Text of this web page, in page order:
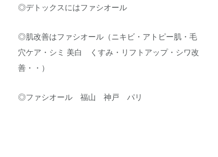
◎デトックスにはファシオール
◎肌改善はファシオール（ニキビ・アトピー肌・毛
穴ケア・シミ 美白 くすみ・リフトアップ・シワ改
善・・）
◎ファシオール 福山 神戸 パリ